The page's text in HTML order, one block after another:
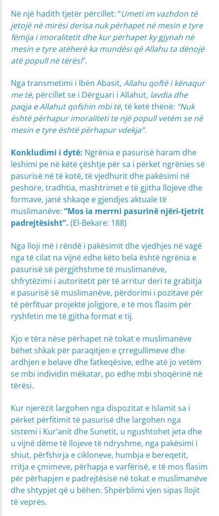
Në një hadith tjetër përcillet: “Umeti im vazhdon të
jetojë në mirësi derisa nuk përhapet në mesin e tyre
fëmija i imoralitetit dhe kur përhapet ky gjynah në
mesin e tyre atëherë ka mundësi që Allahu ta dënojë
atë popull në tërësi”.
Nga transmetimi i Ibën Abasit,Allahu qoftë i kënaqur
me të, përcillet se i Dërguari i Allahut, lavdia dhe
paqja e Allahut qofshin mbi të, të ketë thënë: “Nuk
është përhapur imoraliteti te një popull vetëm se në
mesin e tyre është përhapur vdekja”.
Konkludimi i dytë: Ngrënia e pasurisë haram dhe
lëshimi pe në këtë çështje për sa i përket ngrënies së
pasurisë në të kotë, të vjedhurit dhe pakësimi në
peshore, tradhtia, mashtrimet e të gjitha llojeve dhe
formave, janë shkaqe e gjendjes aktuale të
muslimanëve:“Mos ia merrni pasurinë njëri-tjetrit
padrejtësisht”. (El-Bekare: 188)
Nga lloji më i rëndë i pakësimit dhe vjedhjes në vagë
nga të cilat na vijnë edhe këto bela është ngrënia e
pasurisë së përgjithshme të muslimanëve,
shfrytëzimi i autoritetit për të arritur deri te grabitja
e pasurisë së muslimanëve, përdorimi i pozitave për
të përfituar projekte joligjore, e të mos flasim për
ryshfetin me të gjitha format e tij.
Kjo e tëra nëse përhapet në tokat e muslimanëve
bëhet shkak për paraqitjen e çrregullimeve dhe
ardhjen e belave dhe fatkeqësive, edhe atë jo vetëm
se mbi individin mëkatar, po edhe mbi shoqërinë në
tërësi.
Kur njerëzit largohen nga dispozitat e Islamit sa i
përket përfitimit të pasurisë dhe largohen nga
sistemi i Kur’anit dhe Sunetit, u ngushtohet jeta dhe
u vijnë dëme të llojeve të ndryshme, nga pakësimi i
shiut, përfshirja e cikloneve, humbja e bereqetit,
rritja e çmimeve, përhapja e varfërisë, e të mos flasim
për përhapjen e padrejtësisë në tokat e muslimanëve
dhe shtypjet që u bëhen. Shpërblimi vjen sipas llojit
të veprës.